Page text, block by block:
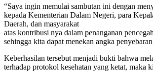
“Saya ingin memulai sambutan ini dengan
kepada Kementerian Dalam Negeri, para
Daerah, dan masyarakat
atas kontribusi nya dalam penanganan
sehingga kita dapat menekan angka
Keberhasilan tersebut menjadi bukti bahwa
terhadap protokol kesehatan yang ketat, maka